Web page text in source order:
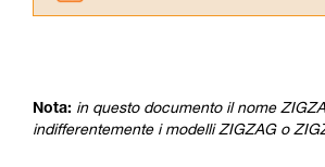
capire queste ulteriori
La padronanza di queste
Nota: in questo documento il nome
indifferentemente i modelli ZIGZAG o